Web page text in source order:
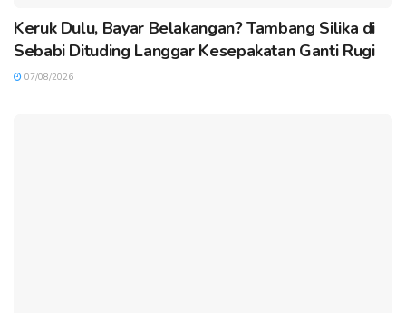
Keruk Dulu, Bayar Belakangan? Tambang Silika di
Sebabi Dituding Langgar Kesepakatan Ganti Rugi
07/08/2026